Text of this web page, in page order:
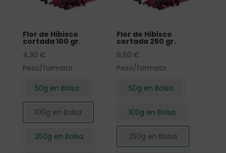
Flor de Hibisco
cortada 100 gr.
4,30 €
Peso/formato
50g en Bolsa
100g en Bolsa
250g en Bolsa
Flor de Hibisco
cortada 250 gr.
8,60 €
Peso/formato
50g en Bolsa
100g en Bolsa
250g en Bolsa